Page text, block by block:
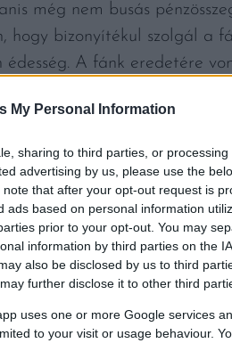
My Personal Information
sharing to third parties, or
advertising by us, please use the
that after your opt-out request is
ads based on personal information
prior to your opt-out. You may
information by third parties on the
also be disclosed by us to third
further disclose it to other third
uses one or more Google services
to your visit or usage behaviour.
még nem busás
hogy bizonyítékul szolgál a
A fánk eredetére
fáraó sírjából